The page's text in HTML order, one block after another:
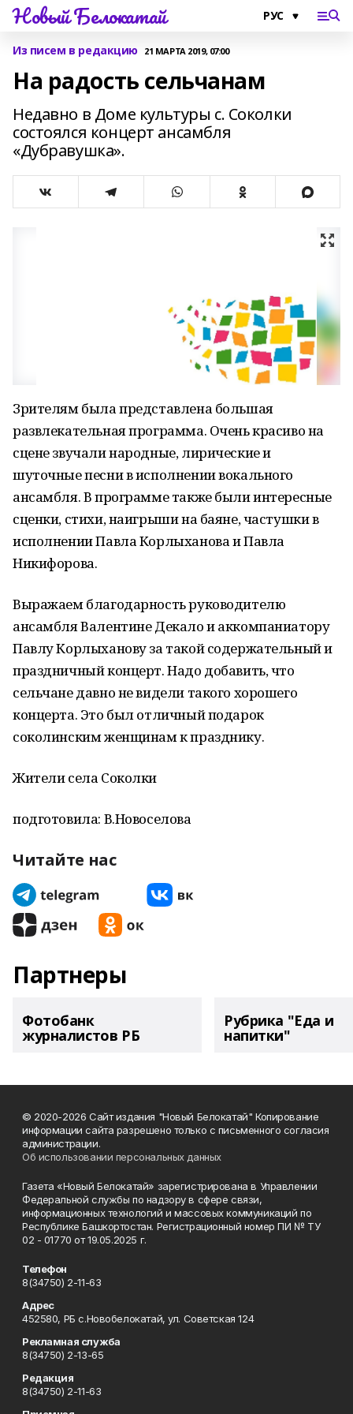
Новый Белокатай
Из писем в редакцию 21 МАРТА 2019, 07:00
На радость сельчанам
Недавно в Доме культуры с. Соколки
состоялся концерт ансамбля
«Дубравушка».
Зрителям была представлена большая
развлекательная программа. Очень красиво на
сцене звучали народные, лирические и
шуточные песни в исполнении вокального
ансамбля. В программе также были интересные
сценки, стихи, наигрыши на баяне, частушки в
исполнении Павла Корлыханова и Павла
Никифорова.
Выражаем благодарность руководителю
ансамбля Валентине Декало и аккомпаниатору
Павлу Корлыханову за такой содержательный и
праздничный концерт. Надо добавить, что
сельчане давно не видели такого хорошего
концерта. Это был отличный подарок
соколинским женщинам к празднику.
Жители села Соколки
подготовила: В.Новоселова
Читайте нас
Партнеры
Фотобанк
журналистов РБ
Рубрика "Еда и
напитки"
© 2020-2026 Сайт издания "Новый Белокатай" Копирование
информации сайта разрешено только с письменного согласия
администрации.
Об использовании персональных данных
Газета «Новый Белокатай» зарегистрирована в Управлении
Федеральной службы по надзору в сфере связи,
информационных технологий и массовых коммуникаций по
Республике Башкортостан. Регистрационный номер ПИ № ТУ
02 - 01770 от 19.05.2025 г.
Телефон
8(34750) 2-11-63
Адрес
452580, РБ с.Новобелокатай, ул. Советская 124
Рекламная служба
8(34750) 2-13-65
Редакция
8(34750) 2-11-63